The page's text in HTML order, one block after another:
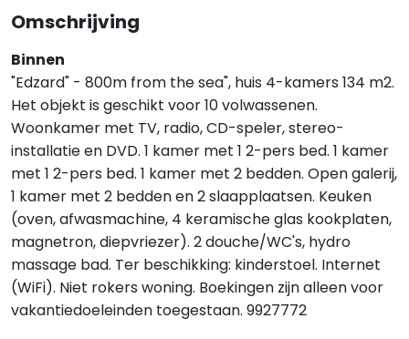
Omschrijving
Binnen
"Edzard" - 800m from the sea", huis 4-kamers 134 m2.
Het objekt is geschikt voor 10 volwassenen.
Woonkamer met TV, radio, CD-speler, stereo-
installatie en DVD. 1 kamer met 1 2-pers bed. 1 kamer
met 1 2-pers bed. 1 kamer met 2 bedden. Open galerij,
1 kamer met 2 bedden en 2 slaapplaatsen. Keuken
(oven, afwasmachine, 4 keramische glas kookplaten,
magnetron, diepvriezer). 2 douche/WC's, hydro
massage bad. Ter beschikking: kinderstoel. Internet
(WiFi). Niet rokers woning. Boekingen zijn alleen voor
vakantiedoeleinden toegestaan. 9927772